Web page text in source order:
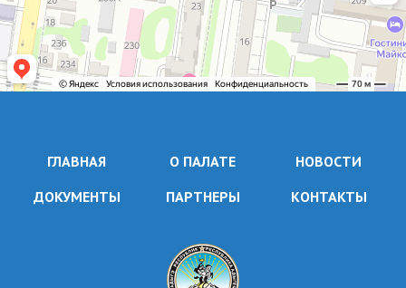
ГЛАВНАЯ О ПАЛАТЕ
НОВОСТИ
ДОКУМЕНТЫ
ПАРТНЕРЫ КОНТАКТЫ